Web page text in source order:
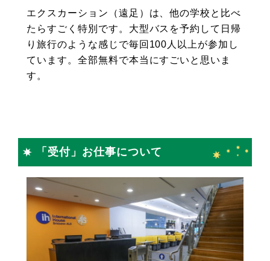
エクスカーション（遠足）は、他の学校と比べ
たらすごく特別です。大型バスを予約して日帰
り旅行のような感じで毎回100人以上が参加し
ています。全部無料で本当にすごいと思いま
す。
「受付」お仕事について